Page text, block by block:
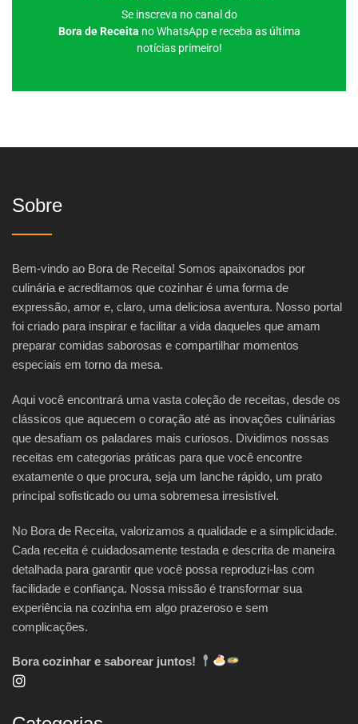
Se inscreva no canal do
Bora de Receita no WhatsApp e receba as última
notícias primeiro!
Sobre
Bem-vindo ao Bora de Receita! Somos apaixonados por
culinária e acreditamos que cozinhar é uma forma de
expressão, amor e, claro, uma deliciosa aventura. Nosso portal
foi criado para inspirar e facilitar a vida daqueles que amam
preparar comidas saborosas e compartilhar momentos
especiais em torno da mesa.
Aqui você encontrará uma vasta coleção de receitas, desde os
clássicos que aquecem o coração até as inovações culinárias
que desafiam os paladares mais curiosos. Dividimos nossas
receitas em categorias práticas para que você encontre
exatamente o que procura, seja um lanche rápido, um prato
principal sofisticado ou uma sobremesa irresistível.
No Bora de Receita, valorizamos a qualidade e a simplicidade.
Cada receita é cuidadosamente testada e descrita de maneira
detalhada para garantir que você possa reproduzi-las com
facilidade e confiança. Nossa missão é transformar sua
experiência na cozinha em algo prazeroso e sem
complicações.
Bora cozinhar e saborear juntos!